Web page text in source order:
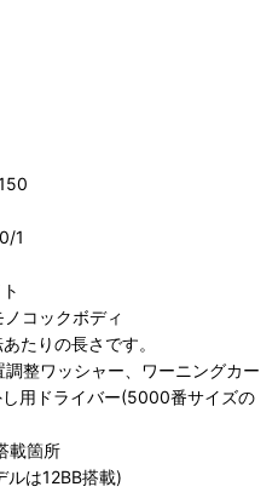
1
コックボディ
たりの長さです。
整ワッシャー、ワーニングカー
用ドライバー(5000番サイズの
載箇所
は12BB搭載)